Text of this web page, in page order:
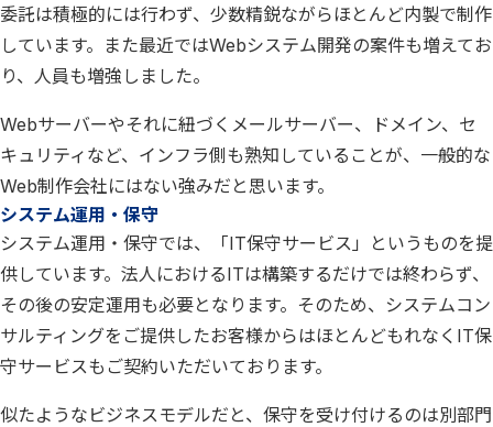
委託は積極的には行わず、少数精鋭ながらほとんど内製で制作
しています。また最近ではWebシステム開発の案件も増えてお
り、人員も増強しました。
Webサーバーやそれに紐づくメールサーバー、ドメイン、セ
キュリティなど、インフラ側も熟知していることが、一般的な
Web制作会社にはない強みだと思います。
システム運用・保守
システム運用・保守では、「IT保守サービス」というものを提
供しています。法人におけるITは構築するだけでは終わらず、
その後の安定運用も必要となります。そのため、システムコン
サルティングをご提供したお客様からはほとんどもれなくIT保
守サービスもご契約いただいております。
似たようなビジネスモデルだと、保守を受け付けるのは別部門